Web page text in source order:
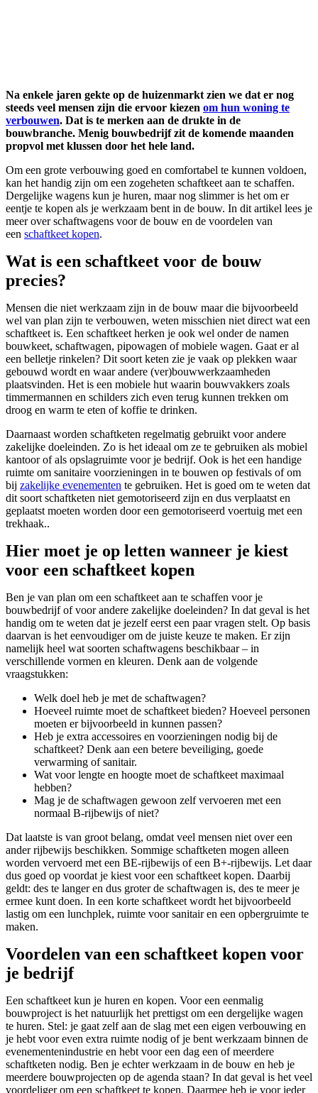
Na enkele jaren gekte op de huizenmarkt zien we dat er nog
steeds veel mensen zijn die ervoor kiezen om hun woning te
verbouwen. Dat is te merken aan de drukte in de
bouwbranche. Menig bouwbedrijf zit de komende maanden
propvol met klussen door het hele land.
Om een grote verbouwing goed en comfortabel te kunnen voldoen,
kan het handig zijn om een zogeheten schaftkeet aan te schaffen.
Dergelijke wagens kun je huren, maar nog slimmer is het om er
eentje te kopen als je werkzaam bent in de bouw. In dit artikel lees je
meer over schaftwagens voor de bouw en de voordelen van
een schaftkeet kopen.
Wat is een schaftkeet voor de bouw
precies?
Mensen die niet werkzaam zijn in de bouw maar die bijvoorbeeld
wel van plan zijn te verbouwen, weten misschien niet direct wat een
schaftkeet is. Een schaftkeet herken je ook wel onder de namen
bouwkeet, schaftwagen, pipowagen of mobiele wagen. Gaat er al
een belletje rinkelen? Dit soort keten zie je vaak op plekken waar
gebouwd wordt en waar andere (ver)bouwwerkzaamheden
plaatsvinden. Het is een mobiele hut waarin bouwvakkers zoals
timmermannen en schilders zich even terug kunnen trekken om
droog en warm te eten of koffie te drinken.
Daarnaast worden schaftketen regelmatig gebruikt voor andere
zakelijke doeleinden. Zo is het ideaal om ze te gebruiken als mobiel
kantoor of als opslagruimte voor je bedrijf. Ook is het een handige
ruimte om sanitaire voorzieningen in te bouwen op festivals of om
bij zakelijke evenementen te gebruiken. Het is goed om te weten dat
dit soort schaftketen niet gemotoriseerd zijn en dus verplaatst en
geplaatst moeten worden door een gemotoriseerd voertuig met een
trekhaak..
Hier moet je op letten wanneer je kiest
voor een schaftkeet kopen
Ben je van plan om een schaftkeet aan te schaffen voor je
bouwbedrijf of voor andere zakelijke doeleinden? In dat geval is het
handig om te weten dat je jezelf eerst een paar vragen stelt. Op basis
daarvan is het eenvoudiger om de juiste keuze te maken. Er zijn
namelijk heel wat soorten schaftwagens beschikbaar – in
verschillende vormen en kleuren. Denk aan de volgende
vraagstukken:
Welk doel heb je met de schaftwagen?
Hoeveel ruimte moet de schaftkeet bieden? Hoeveel personen
moeten er bijvoorbeeld in kunnen passen?
Heb je extra accessoires en voorzieningen nodig bij de
schaftkeet? Denk aan een betere beveiliging, goede
verwarming of sanitair.
Wat voor lengte en hoogte moet de schaftkeet maximaal
hebben?
Mag je de schaftwagen gewoon zelf vervoeren met een
normaal B-rijbewijs of niet?
Dat laatste is van groot belang, omdat veel mensen niet over een
ander rijbewijs beschikken. Sommige schaftketen mogen alleen
worden vervoerd met een BE-rijbewijs of een B+-rijbewijs. Let daar
dus goed op voordat je kiest voor een schaftkeet kopen. Daarbij
geldt: des te langer en dus groter de schaftwagen is, des te meer je
ermee kunt doen. In een korte schaftkeet wordt het bijvoorbeeld
lastig om een lunchplek, ruimte voor sanitair en een opbergruimte te
maken.
Voordelen van een schaftkeet kopen voor
je bedrijf
Een schaftkeet kun je huren en kopen. Voor een eenmalig
bouwproject is het natuurlijk het prettigst om een dergelijke wagen
te huren. Stel: je gaat zelf aan de slag met een eigen verbouwing en
je hebt voor even extra ruimte nodig of je bent werkzaam binnen de
evenementenindustrie en hebt voor een dag een of meerdere
schaftketen nodig. Ben je echter werkzaam in de bouw en heb je
meerdere bouwprojecten op de agenda staan? In dat geval is het veel
voordeliger om een schaftkeet te kopen. Daarmee heb je voor ieder